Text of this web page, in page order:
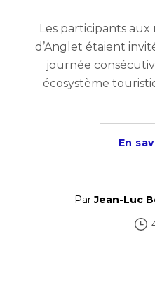
Les participants
d’Anglet étaient
journée
écosystème
En
ParJean-Luc